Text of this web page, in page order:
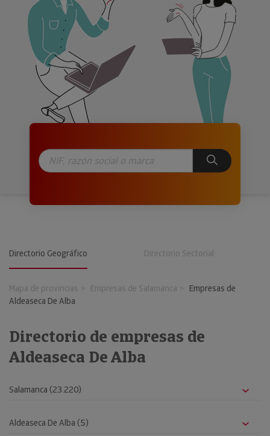
Directorio Geográfico Directorio Sectorial
Mapa de provincias Empresas de Salamanca
Empresas de
Aldeaseca De Alba
Directorio de empresas de
Aldeaseca De Alba